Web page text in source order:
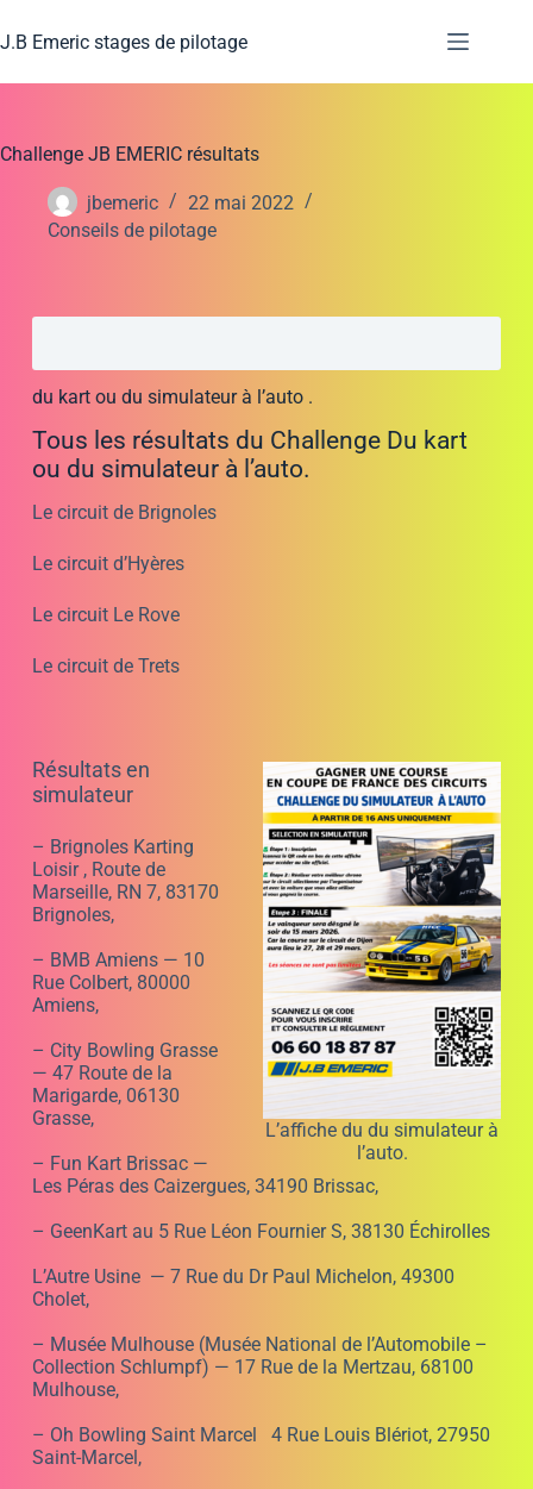
J.B Emeric stages de pilotage
Challenge JB EMERIC résultats
jbemeric
22 mai 2022
Conseils de pilotage
du kart ou du simulateur à l’auto .
Tous les résultats du Challenge Du kart
ou du simulateur à l’auto.
Le circuit de Brignoles
Le circuit d’Hyères
Le circuit Le Rove
Le circuit de Trets
L’affiche du du simulateur à
l’auto.
Résultats en
simulateur
– Brignoles Karting
Loisir , Route de
Marseille, RN 7, 83170
Brignoles,
– BMB Amiens — 10
Rue Colbert, 80000
Amiens,
– City Bowling Grasse
— 47 Route de la
Marigarde, 06130
Grasse,
– Fun Kart Brissac —
Les Péras des Caizergues, 34190 Brissac,
– GeenKart au 5 Rue Léon Fournier S, 38130 Échirolles
L’Autre Usine — 7 Rue du Dr Paul Michelon, 49300
Cholet,
– Musée Mulhouse (Musée National de l’Automobile –
Collection Schlumpf) — 17 Rue de la Mertzau, 68100
Mulhouse,
– Oh Bowling Saint Marcel 4 Rue Louis Blériot, 27950
Saint-Marcel,